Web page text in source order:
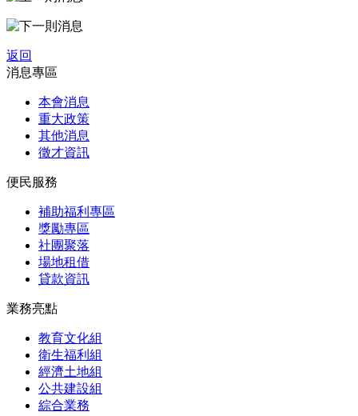
返回
消息專區
本會消息
重大政策
其他消息
徵才資訊
便民服務
補助福利專區
獎勵專區
社團聚落
場地租借
貸款資訊
業務亮點
教育文化組
衛生福利組
經濟土地組
公共建設組
綜合業務